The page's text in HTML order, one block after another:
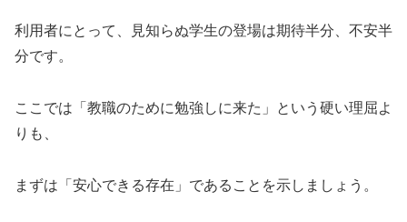
利用者にとって、見知らぬ学生の登場は期待半分、不安半
分です。
ここでは「教職のために勉強しに来た」という硬い理屈よ
りも、
まずは「安心できる存在」であることを示しましょう。